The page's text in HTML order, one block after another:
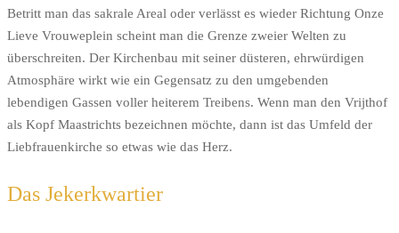
Betritt man das sakrale Areal oder verlässt es wieder Richtung Onze
Lieve Vrouweplein scheint man die Grenze zweier Welten zu
überschreiten. Der Kirchenbau mit seiner düsteren, ehrwürdigen
Atmosphäre wirkt wie ein Gegensatz zu den umgebenden
lebendigen Gassen voller heiterem Treibens. Wenn man den Vrijthof
als Kopf Maastrichts bezeichnen möchte, dann ist das Umfeld der
Liebfrauenkirche so etwas wie das Herz.
Das Jekerkwartier